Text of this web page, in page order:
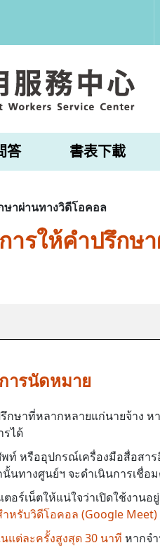
答 書表下載
ษาผ่านทางวิดีโอคอล
ารให้คำปรึกษ
ารนัดหมาย
กษาที่หลากหลายแก่นายจ้าง
รได้
ท์ หรืออุปกรณ์เครื่องมือสื่อสา
นทางศูนย์ฯ จะดำเนินการเชื่อ
ตอร์เน็ตให้แน่ใจว่าเปิดใช้งา
หรับวิดีโอคอล (Google Meet)
แต่ละครั้งสูงสุด 30 นาที หากจ